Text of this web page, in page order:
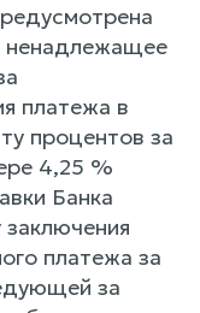
ненадлежащее
платежа в
процентов за
4,25 %
Банка
платежа за
за